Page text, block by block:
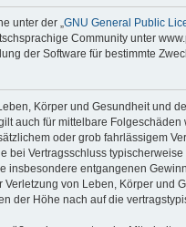
unter der „GNU General Public
Community unter
der Software für bestimmte
Körper und Gesundheit und
auch für mittelbare
oder grob fahrlässigem
bei Vertragsschluss
insbesondere entgangenen Gewinn.
von Leben, Körper
der Höhe nach auf die